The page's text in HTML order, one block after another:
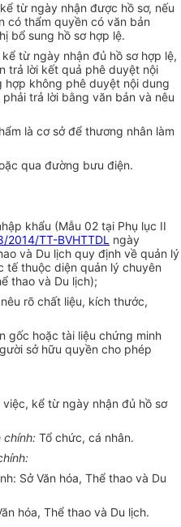
từ ngày nhận được hồ sơ, nếu
có thẩm quyền có văn bản
bổ sung hồ sơ hợp lệ.
từ ngày nhận đủ hồ sơ hợp lệ,
trả lời kết quả phê duyệt nội
hợp không phê duyệt nội dung
trả lời bằng văn bản và nêu
là cơ sở để thương nhân làm
qua đường bưu điện.
khẩu (Mẫu 02 tại Phụ lục II
2014/TT-BVHTTDL ngày
và Du lịch quy định về quản lý
tế thuộc diện quản lý chuyên
thao và Du lịch);
rõ chất liệu, kích thước,
gốc hoặc tài liệu chứng minh
sở hữu quyền cho phép
kể từ ngày nhận đủ hồ sơ
chính: Tổ chức, cá nhân.
ính:
Sở Văn hóa, Thể thao và Du
hóa, Thể thao và Du lịch.